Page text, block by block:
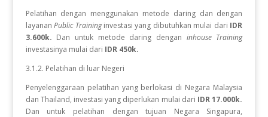
Pelatihan dengan menggunakan metode daring dan dengan
layananPublic Traininginvestasi yang dibutuhkan mulai dari IDR
3.600k. Dan untuk metode daring dengan inhouse Training
investasinya mulai dari IDR 450k.
3.1.2. Pelatihan di luar Negeri
Penyelenggaraan pelatihan yang berlokasi di Negara Malaysia
dan Thailand, investasi yang diperlukan mulai dari IDR 17.000k.
Dan
untuk pelatihan dengan tujuan Negara
Singapura,